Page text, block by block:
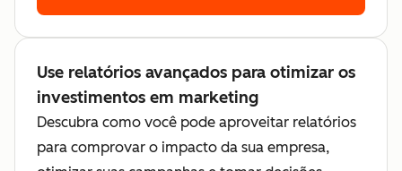
Use relatórios avançados para otimizar os
investimentos em marketing
Descubra como você pode aproveitar relatórios
para comprovar o impacto da sua empresa,